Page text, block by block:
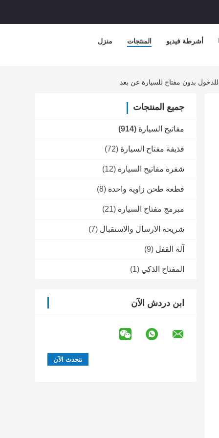
منزل المنتجات أشرطة فيديو
جميع المنتجات
مفاتيح السيارة (914)
قذيفة مفتاح السيارة (72)
شفرة مفاتيح السيارة (12)
قطعة طحن زاوية واحدة (8)
مبرمج مفتاح السيارة (21)
شريحة الارسال والاستقبال (7)
آلة القفل (9)
المفتاح الذكي (1)
ابن دردش الآن